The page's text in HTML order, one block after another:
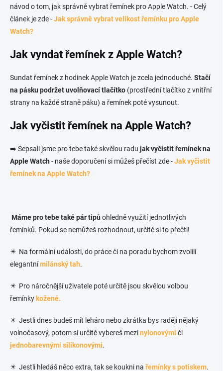
návod o tom, jak správně vybrat řemínek pro Apple Watch. - Celý
článek je zde -Jak správně vybrat velikost řemínku pro Apple
Watch?
Jak vyndat řemínek z Apple Watch?
Sundat řemínek z hodinek Apple Watch je zcela jednoduché. Stačí
na pásku podržet uvolňovací tlačítko (prostřední tlačítko z vnitřní
strany na každé straně páku) a řemínek poté vysunout.
Jak vyčistit řemínek na Apple Watch?
➡️ Sepsali jsme pro tebe také skvělou radu jak vyčistit řemínek na
Apple Watch- naše doporučení si můžeš přečíst zde -Jak vyčistit
řemínek na Apple Watch?
Máme pro tebe také pár tipůohledně využití jednotlivých
řemínků. Pokud se nemůžeš rozhodnout, určitě si to přečti!
✴️ Na formální události, do práce či na poradu bychom zvolili
elegantnímilánský tah.
✴️ Pro náročnější uživatele poté určitě jsou skvělou volbou
řemínky kožené.
✴️ Jestli dnes budeš mít leháro nebo zkrátka bys raději nějaký
volnočasový, potom si určitě vybereš mezinylonovými či
jednobarevnými silikonovými.
✴️ Jestli hledáš něco extra, tak se koukni na řemínky s potiskem.